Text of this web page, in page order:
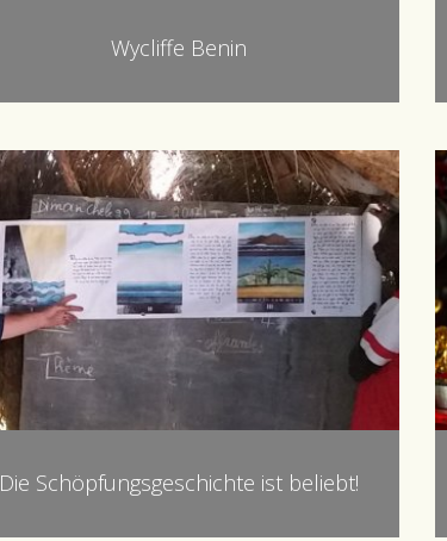
Wycliffe Benin
Die Schöpfungsgeschichte ist beliebt!